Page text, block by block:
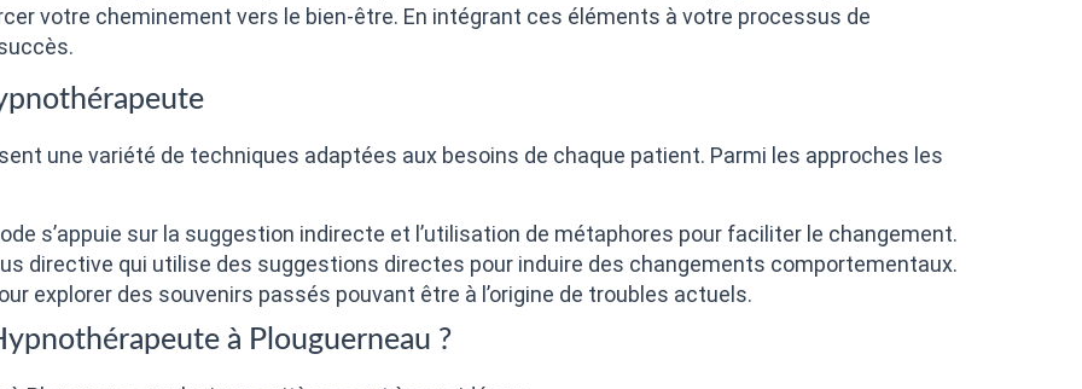
votre cheminement vers le bien-être. En intégrant ces éléments à votre processus de
une variété de techniques adaptées aux besoins de chaque patient. Parmi les approches les
s’appuie sur la suggestion indirecte et l’utilisation de métaphores pour faciliter le changement.
directive qui utilise des suggestions directes pour induire des changements comportementaux.
explorer des souvenirs passés pouvant être à l’origine de troubles actuels.
à Plouguerneau ?